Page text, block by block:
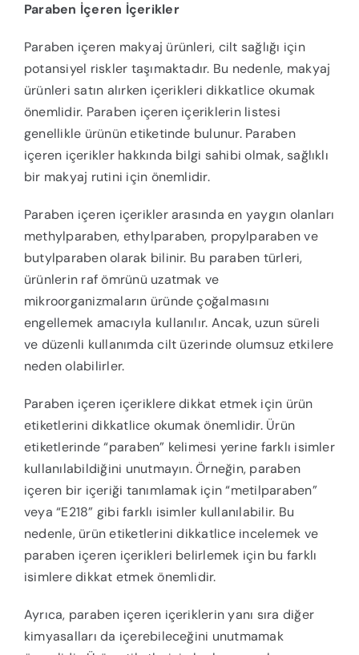
Paraben İçeren İçerikler
Paraben içeren makyaj ürünleri, cilt sağlığı için
potansiyel riskler taşımaktadır. Bu nedenle, makyaj
ürünleri satın alırken içerikleri dikkatlice okumak
önemlidir. Paraben içeren içeriklerin listesi
genellikle ürünün etiketinde bulunur. Paraben
içeren içerikler hakkında bilgi sahibi olmak, sağlıklı
bir makyaj rutini için önemlidir.
Paraben içeren içerikler arasında en yaygın olanları
methylparaben, ethylparaben, propylparaben ve
butylparaben olarak bilinir. Bu paraben türleri,
ürünlerin raf ömrünü uzatmak ve
mikroorganizmaların üründe çoğalmasını
engellemek amacıyla kullanılır. Ancak, uzun süreli
ve düzenli kullanımda cilt üzerinde olumsuz etkilere
neden olabilirler.
Paraben içeren içeriklere dikkat etmek için ürün
etiketlerini dikkatlice okumak önemlidir. Ürün
etiketlerinde “paraben” kelimesi yerine farklı isimler
kullanılabildiğini unutmayın. Örneğin, paraben
içeren bir içeriği tanımlamak için “metilparaben”
veya “E218” gibi farklı isimler kullanılabilir. Bu
nedenle, ürün etiketlerini dikkatlice incelemek ve
paraben içeren içerikleri belirlemek için bu farklı
isimlere dikkat etmek önemlidir.
Ayrıca, paraben içeren içeriklerin yanı sıra diğer
kimyasalları da içerebileceğini unutmamak